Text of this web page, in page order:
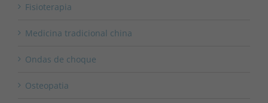
Fisioterapia
Medicina tradicional china
Ondas de choque
Osteopatia